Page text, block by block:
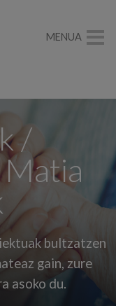
/
bultzatzen
gain, zure
asoko du.
MENUA